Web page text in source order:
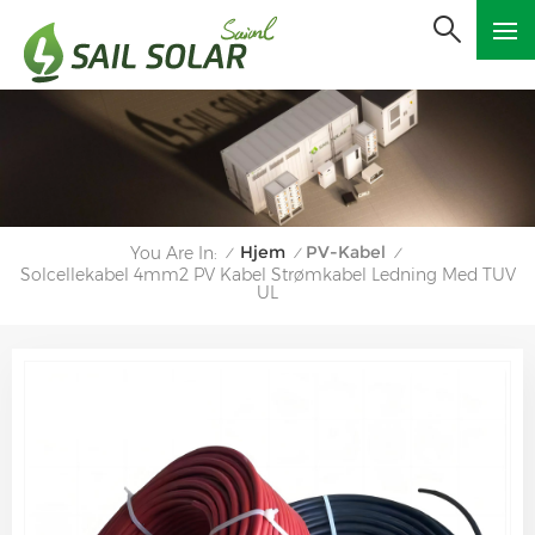
You Are In: / Hjem / PV-Kabel /
Solcellekabel 4mm2 PV Kabel Strømkabel Ledning Med TUV
UL